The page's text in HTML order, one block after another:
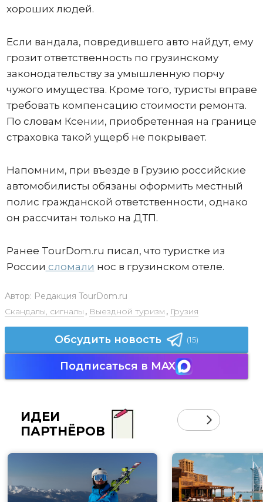
хороших людей.
Если вандала, повредившего авто найдут, ему
грозит ответственность по грузинскому
законодательству за умышленную порчу
чужого имущества. Кроме того, туристы вправе
требовать компенсацию стоимости ремонта.
По словам Ксении, приобретенная на границе
страховка такой ущерб не покрывает.
Напомним, при въезде в Грузию российские
автомобилисты обязаны оформить местный
полис гражданской ответственности, однако
он рассчитан только на ДТП.
Ранее TourDom.ru писал, что туристке из
России сломали нос в грузинском отеле.
Автор: Редакция TourDom.ru
Скандалы, сигналы , Выездной туризм , Грузия
Обсудить новость (15)
Подписаться в MAX
ИДЕИ
ПАРТНЁРОВ